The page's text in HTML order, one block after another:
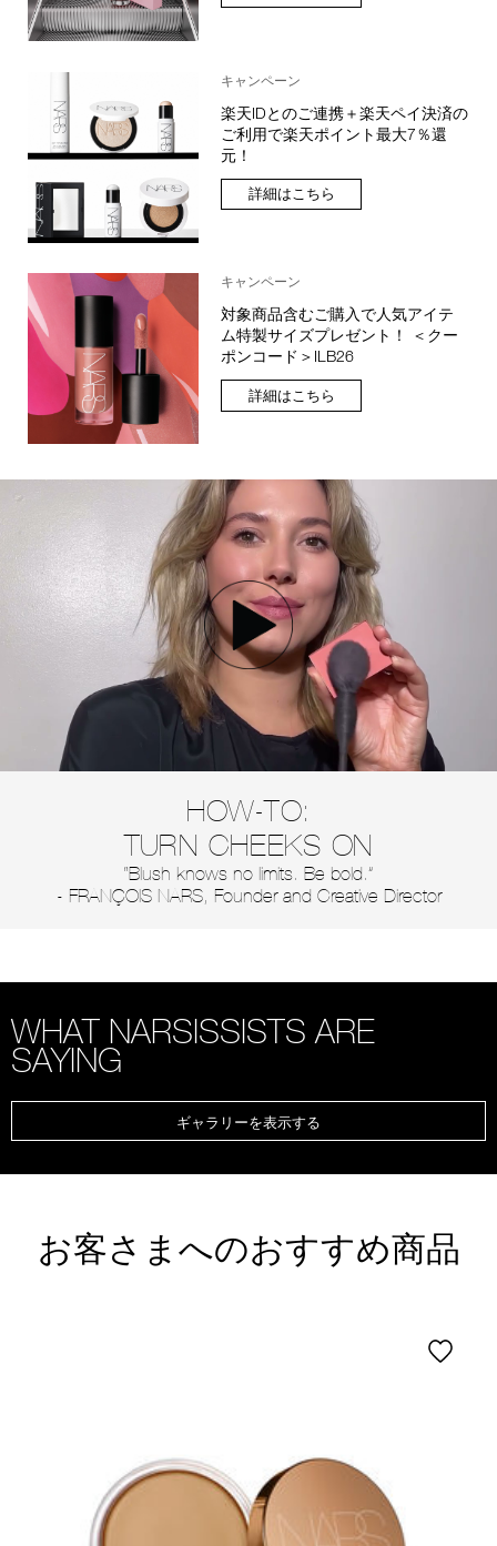
キャンペーン
楽天IDとのご連携＋楽天ペイ決済の
ご利用で楽天ポイント最大7％還
元！
詳細はこちら
キャンペーン
対象商品含むご購入で人気アイテ
ム特製サイズプレゼント！ ＜クー
ポンコード＞ILB26
詳細はこちら
HOW-TO:
TURN CHEEKS ON
“Blush knows no limits. Be bold.”
- FRANÇOIS NARS, Founder and Creative Director
WHAT NARSISSISTS ARE
SAYING
ギャラリーを表示する
お客さまへのおすすめ商品